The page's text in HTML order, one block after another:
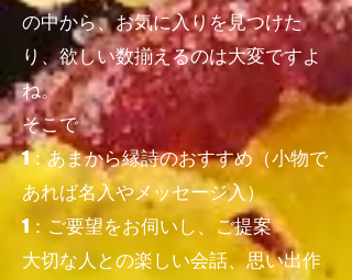
の中から、お気に入りを見つけた
り、欲しい数揃えるのは大変ですよ
ね。
そこで
1：あまから縁詩のおすすめ（小物で
あれば名入やメッセージ入）
1：ご要望をお伺いし、ご提案
大切な人との楽しい会話、思い出作